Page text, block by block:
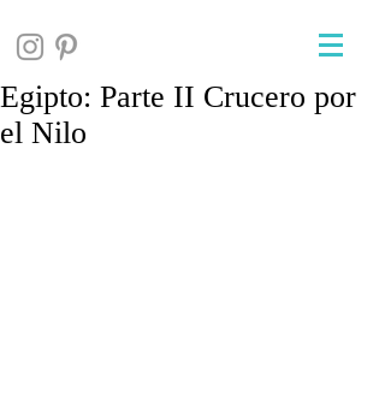
Egipto: Parte II Crucero por
el Nilo